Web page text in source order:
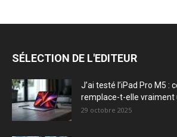
SÉLECTION DE L'EDITEUR
J’ai testé l’iPad Pro M5 :
remplace-t-elle vraiment
29 octobre 2025